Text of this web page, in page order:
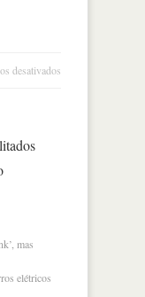
desativados
mas
elétricos